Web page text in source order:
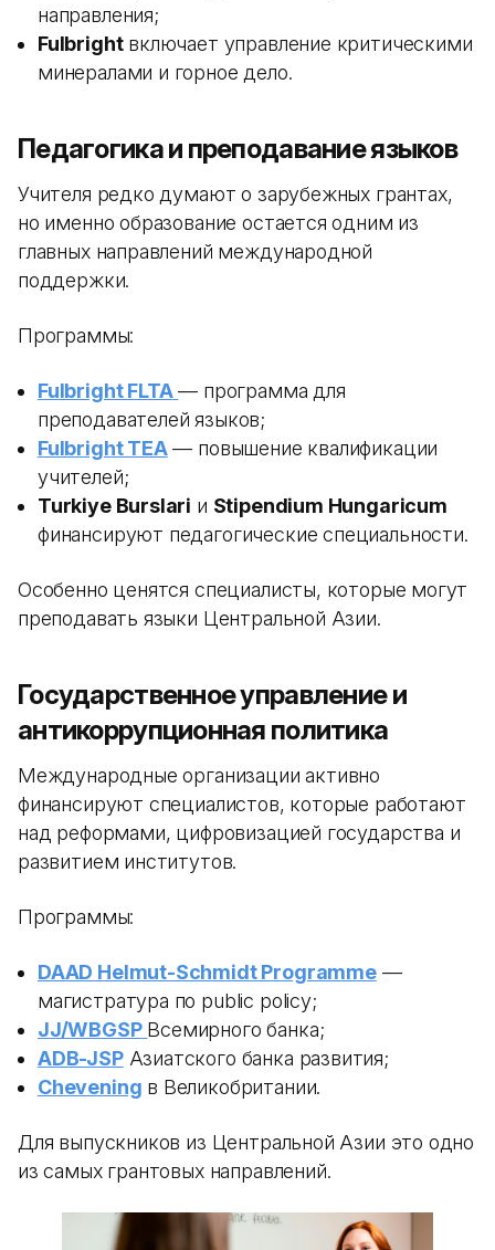
направления;
Fulbrightвключает управление критическими
минералами и горное дело.
Педагогика и преподавание языков
Учителя редко думают о зарубежных грантах,
но именно образование остается одним из
главных направлений международной
поддержки.
Программы:
Fulbright FLTA — программа для
преподавателей языков;
Fulbright TEA— повышение квалификации
учителей;
Turkiye Burslari и Stipendium Hungaricum
финансируют педагогические специальности.
Особенно ценятся специалисты, которые могут
преподавать языки Центральной Азии.
Государственное управление и
антикоррупционная политика
Международные организации активно
финансируют специалистов, которые работают
над реформами, цифровизацией государства и
развитием институтов.
Программы:
DAAD Helmut-Schmidt Programme—
магистратура по public policy;
JJ/WBGSP Всемирного банка;
ADB-JSPАзиатского банка развития;
Chevening в Великобритании.
Для выпускников из Центральной Азии это одно
из самых грантовых направлений.